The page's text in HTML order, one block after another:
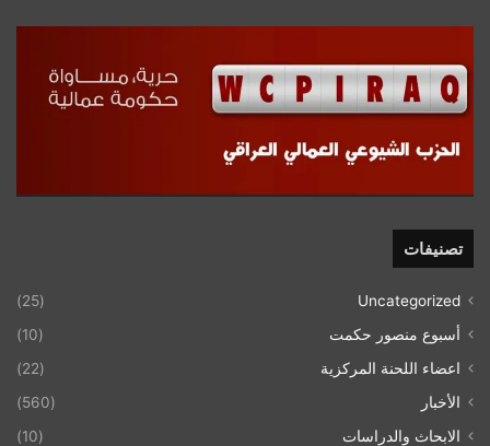
تصنيفات
Uncategorized
(25)
أسبوع منصور حكمت
(10)
اعضاء اللحنة المركزية
(22)
الأخبار
(560)
الابحاث والدراسات
(10)